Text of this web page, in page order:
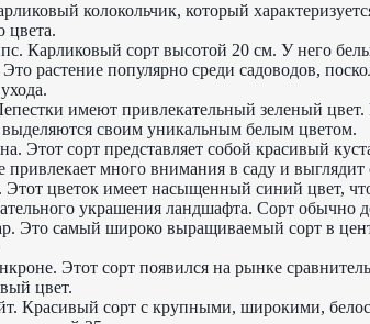
колокольчик, который
цвета.
Карликовый сорт высотой 20 см. У него
Это растение популярно среди садоводов,
имеют привлекательный зеленый цвет.
своим уникальным белым цветом.
Этот сорт представляет собой красивый
привлекает много внимания в саду и
Этот цветок имеет насыщенный синий цвет,
украшения ландшафта. Сорт обычно
Это самый широко выращиваемый сорт в
Этот сорт появился на рынке
цвет.
Красивый сорт с крупными, широкими,